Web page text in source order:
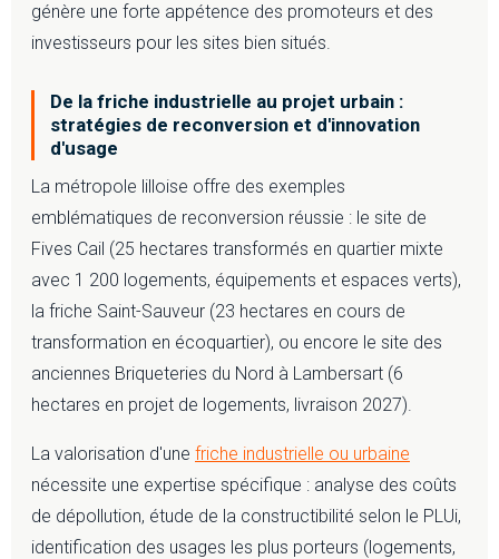
génère une forte appétence des promoteurs et des
investisseurs pour les sites bien situés.
De la friche industrielle au projet urbain :
stratégies de reconversion et d'innovation
d'usage
La métropole lilloise offre des exemples
emblématiques de reconversion réussie : le site de
Fives Cail (25 hectares transformés en quartier mixte
avec 1 200 logements, équipements et espaces verts),
la friche Saint-Sauveur (23 hectares en cours de
transformation en écoquartier), ou encore le site des
anciennes Briqueteries du Nord à Lambersart (6
hectares en projet de logements, livraison 2027).
La valorisation d'une friche industrielle ou urbaine
nécessite une expertise spécifique : analyse des coûts
de dépollution, étude de la constructibilité selon le PLUi,
identification des usages les plus porteurs (logements,